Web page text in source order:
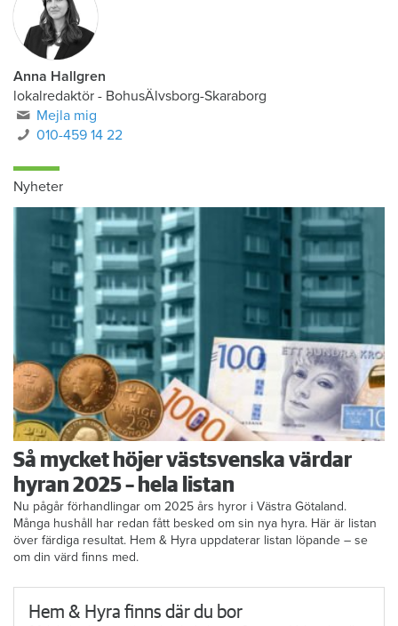
Anna Hallgren
lokalredaktör - BohusÄlvsborg-Skaraborg
Mejla mig
010-459 14 22
Nyheter
Så mycket höjer västsvenska värdar
hyran 2025 – hela listan
Nu pågår förhandlingar om 2025 års hyror i Västra Götaland.
Många hushåll har redan fått besked om sin nya hyra. Här är listan
över färdiga resultat. Hem & Hyra uppdaterar listan löpande – se
om din värd finns med.
Hem & Hyra finns där du bor